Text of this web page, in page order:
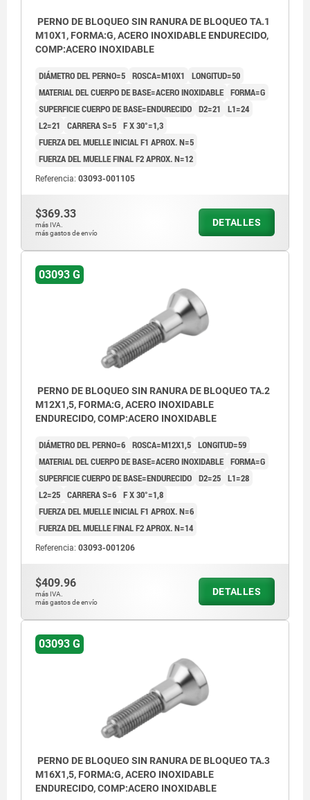
PERNO DE BLOQUEO SIN RANURA DE BLOQUEO TA.1
M10X1, FORMA:G, ACERO INOXIDABLE ENDURECIDO,
COMP:ACERO INOXIDABLE
DIÁMETRO DEL PERNO=5 ROSCA=M10X1
LONGITUD=50
MATERIAL DEL CUERPO DE BASE=ACERO INOXIDABLE FORMA=G
SUPERFICIE CUERPO DE BASE=ENDURECIDO D2=21
L1=24
L2=21
CARRERA S=5 F X 30°=1,3
FUERZA DEL MUELLE INICIAL F1 APROX. N=5
FUERZA DEL MUELLE FINAL F2 APROX. N=12
Referencia: 03093-001105
$369.33
más IVA.
más gastos de envío
DETALLES
03093 G
PERNO DE BLOQUEO SIN RANURA DE BLOQUEO TA.2
M12X1,5, FORMA:G, ACERO INOXIDABLE
ENDURECIDO, COMP:ACERO INOXIDABLE
DIÁMETRO DEL PERNO=6 ROSCA=M12X1,5 LONGITUD=59
MATERIAL DEL CUERPO DE BASE=ACERO INOXIDABLE FORMA=G
SUPERFICIE CUERPO DE BASE=ENDURECIDO D2=25 L1=28
L2=25 CARRERA S=6 F X 30°=1,8
FUERZA DEL MUELLE INICIAL F1 APROX. N=6
FUERZA DEL MUELLE FINAL F2 APROX. N=14
Referencia: 03093-001206
$409.96
más IVA.
más gastos de envío
DETALLES
03093 G
PERNO DE BLOQUEO SIN RANURA DE BLOQUEO TA.3
M16X1,5, FORMA:G, ACERO INOXIDABLE
ENDURECIDO, COMP:ACERO INOXIDABLE